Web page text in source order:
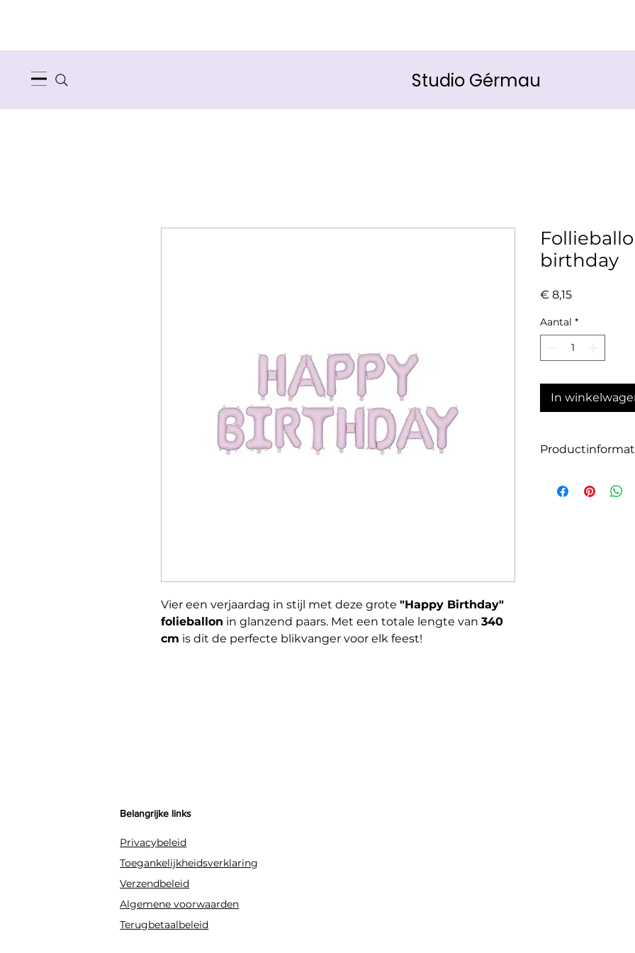
Studio Gérmau
Vier een verjaardag in stijl met deze grote "Happy Birthday"
folieballon in glanzend paars. Met een totale lengte van 340
cm is dit de perfecte blikvanger voor elk feest!
birthday
€ 8,15Prijs
Aantal *
In
Kleur: Paars
Belangrijke links
Privacybeleid
Toegankelijkheidsverklaring
Verzendbeleid
Algemene voorwaarden
Terugbetaalbeleid